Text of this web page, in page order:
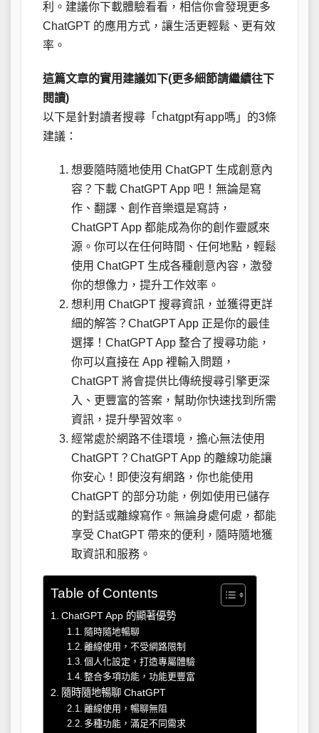
利。建議你下載體驗看看，相信你會發現更多
ChatGPT 的應用方式，讓生活更輕鬆、更有效
率。
這篇文章的實用建議如下(更多細節請繼續往下
閱讀)
以下是針對讀者搜尋「chatgpt有app嗎」的3條
建議：
想要隨時隨地使用 ChatGPT 生成創意內
容？下載 ChatGPT App 吧！無論是寫
作、翻譯、創作音樂還是寫詩，
ChatGPT App 都能成為你的創作靈感來
源。你可以在任何時間、任何地點，輕鬆
使用 ChatGPT 生成各種創意內容，激發
你的想像力，提升工作效率。
想利用 ChatGPT 搜尋資訊，並獲得更詳
細的解答？ChatGPT App 正是你的最佳
選擇！ChatGPT App 整合了搜尋功能，
你可以直接在 App 裡輸入問題，
ChatGPT 將會提供比傳統搜尋引擎更深
入、更豐富的答案，幫助你快速找到所需
資訊，提升學習效率。
經常處於網路不佳環境，擔心無法使用
ChatGPT？ChatGPT App 的離線功能讓
你安心！即使沒有網路，你也能使用
ChatGPT 的部分功能，例如使用已儲存
的對話或離線寫作。無論身處何處，都能
享受 ChatGPT 帶來的便利，隨時隨地獲
取資訊和服務。
Table of Contents
ChatGPT App 的顯著優勢
隨時隨地暢聊
離線使用，不受網路限制
個人化設定，打造專屬體驗
整合多項功能，功能更豐富
隨時隨地暢聊 ChatGPT
離線使用，暢聊無阻
多種功能，滿足不同需求